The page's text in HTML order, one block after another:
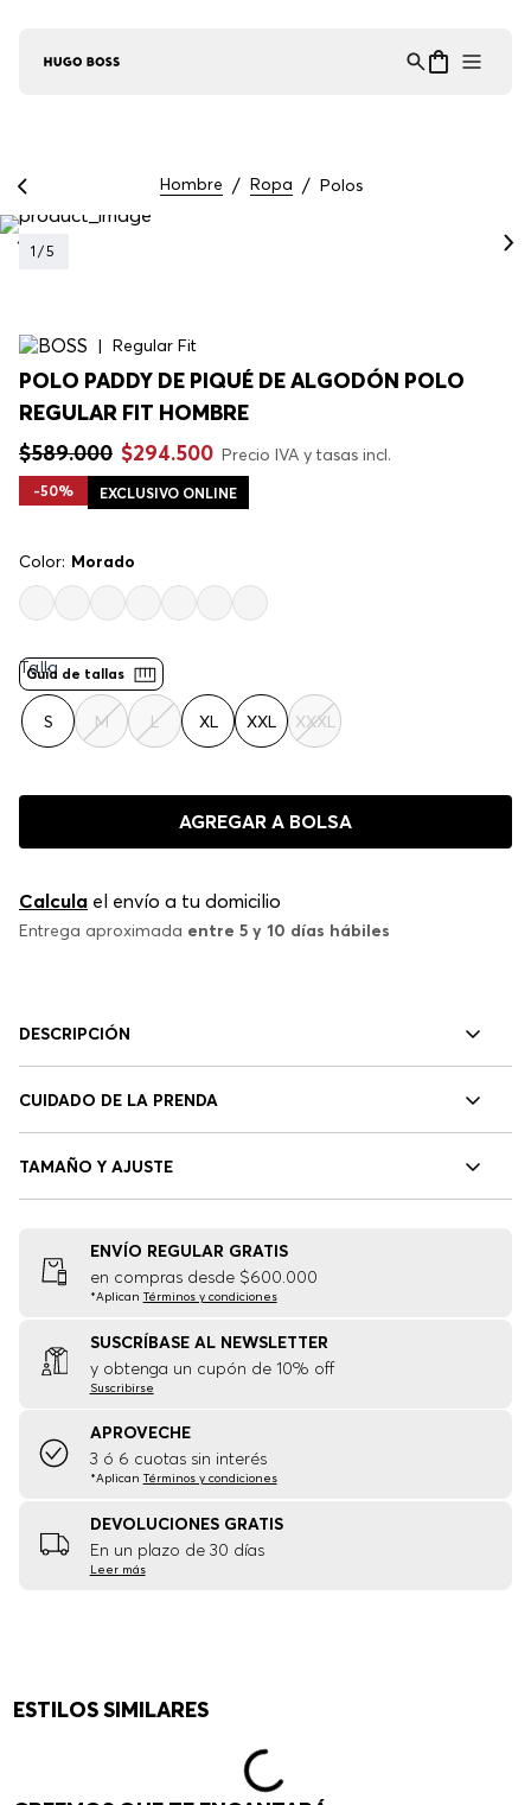
Hombre Ropa Polos
1 /5
Regular Fit
POLO PADDY DE PIQUÉ DE ALGODÓN POLO
REGULAR FIT HOMBRE
$589.000 $294.500 Precio IVA y tasas incl.
-50% EXCLUSIVO ONLINE
Color: Morado
Guía de tallas
Talla
S M L XL XXL XXXL
AGREGAR A BOLSA
Calcula el envío a tu domicilio
Entrega aproximada entre 5 y 10 días hábiles
DESCRIPCIÓN
CUIDADO DE LA PRENDA
TAMAÑO Y AJUSTE
ENVÍO REGULAR GRATIS
en compras desde $600.000
*Aplican Términos y condiciones
SUSCRÍBASE AL NEWSLETTER
y obtenga un cupón de 10% off
Suscribirse
APROVECHE
3 ó 6 cuotas sin interés
*Aplican Términos y condiciones
DEVOLUCIONES GRATIS
En un plazo de 30 días
Leer más
ESTILOS SIMILARES
Asistente Virtual
en línea ⋮